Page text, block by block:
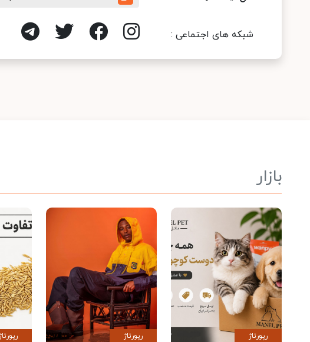
شبکه های اجتماعی :
بازار
رپورتاژ رپورتاژ رپورتاژ